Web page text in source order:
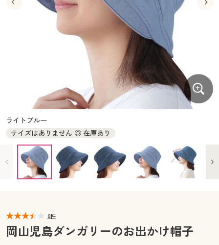
ジュニア・ティーンズ下着
大きいサイズ レディース服
大きいサイズ レディース下着
大きいサイズ メンズ
大きいサイズ 事務・制服
カタログ
カタログ・チラシからのご注文
デジタルカタログ
カタログ無料プレゼント
マイページ
ジュニア・ティーンズ下着
大きいサイズ レディース服
大きいサイズ レディース下着
大きいサイズ 事務・制服
バーゲンセール
シークレットセール
商品カテゴリ一覧
カタログ・チラシからのご注文
カタログ無料プレゼント
会員メニュー
閲覧履歴
ライトブルー
サイズはありません ◎ 在庫あり
6件
岡山児島ダンガリーのお出かけ帽子